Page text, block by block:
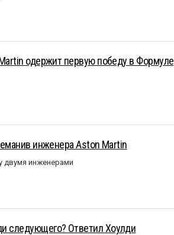
одержит первую победу в Формуле
инженера Aston Martin
двумя инженерами
следующего? Ответил Хоулди